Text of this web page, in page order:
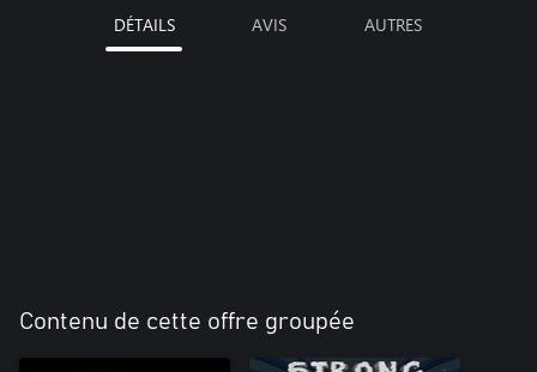
DÉTAILS AVIS AUTRES
Contenu de cette offre groupée